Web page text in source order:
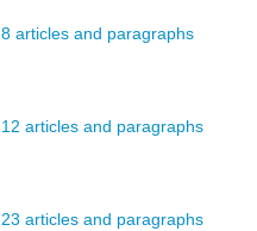
8 articles and paragraphs
12 articles and paragraphs
23 articles and paragraphs